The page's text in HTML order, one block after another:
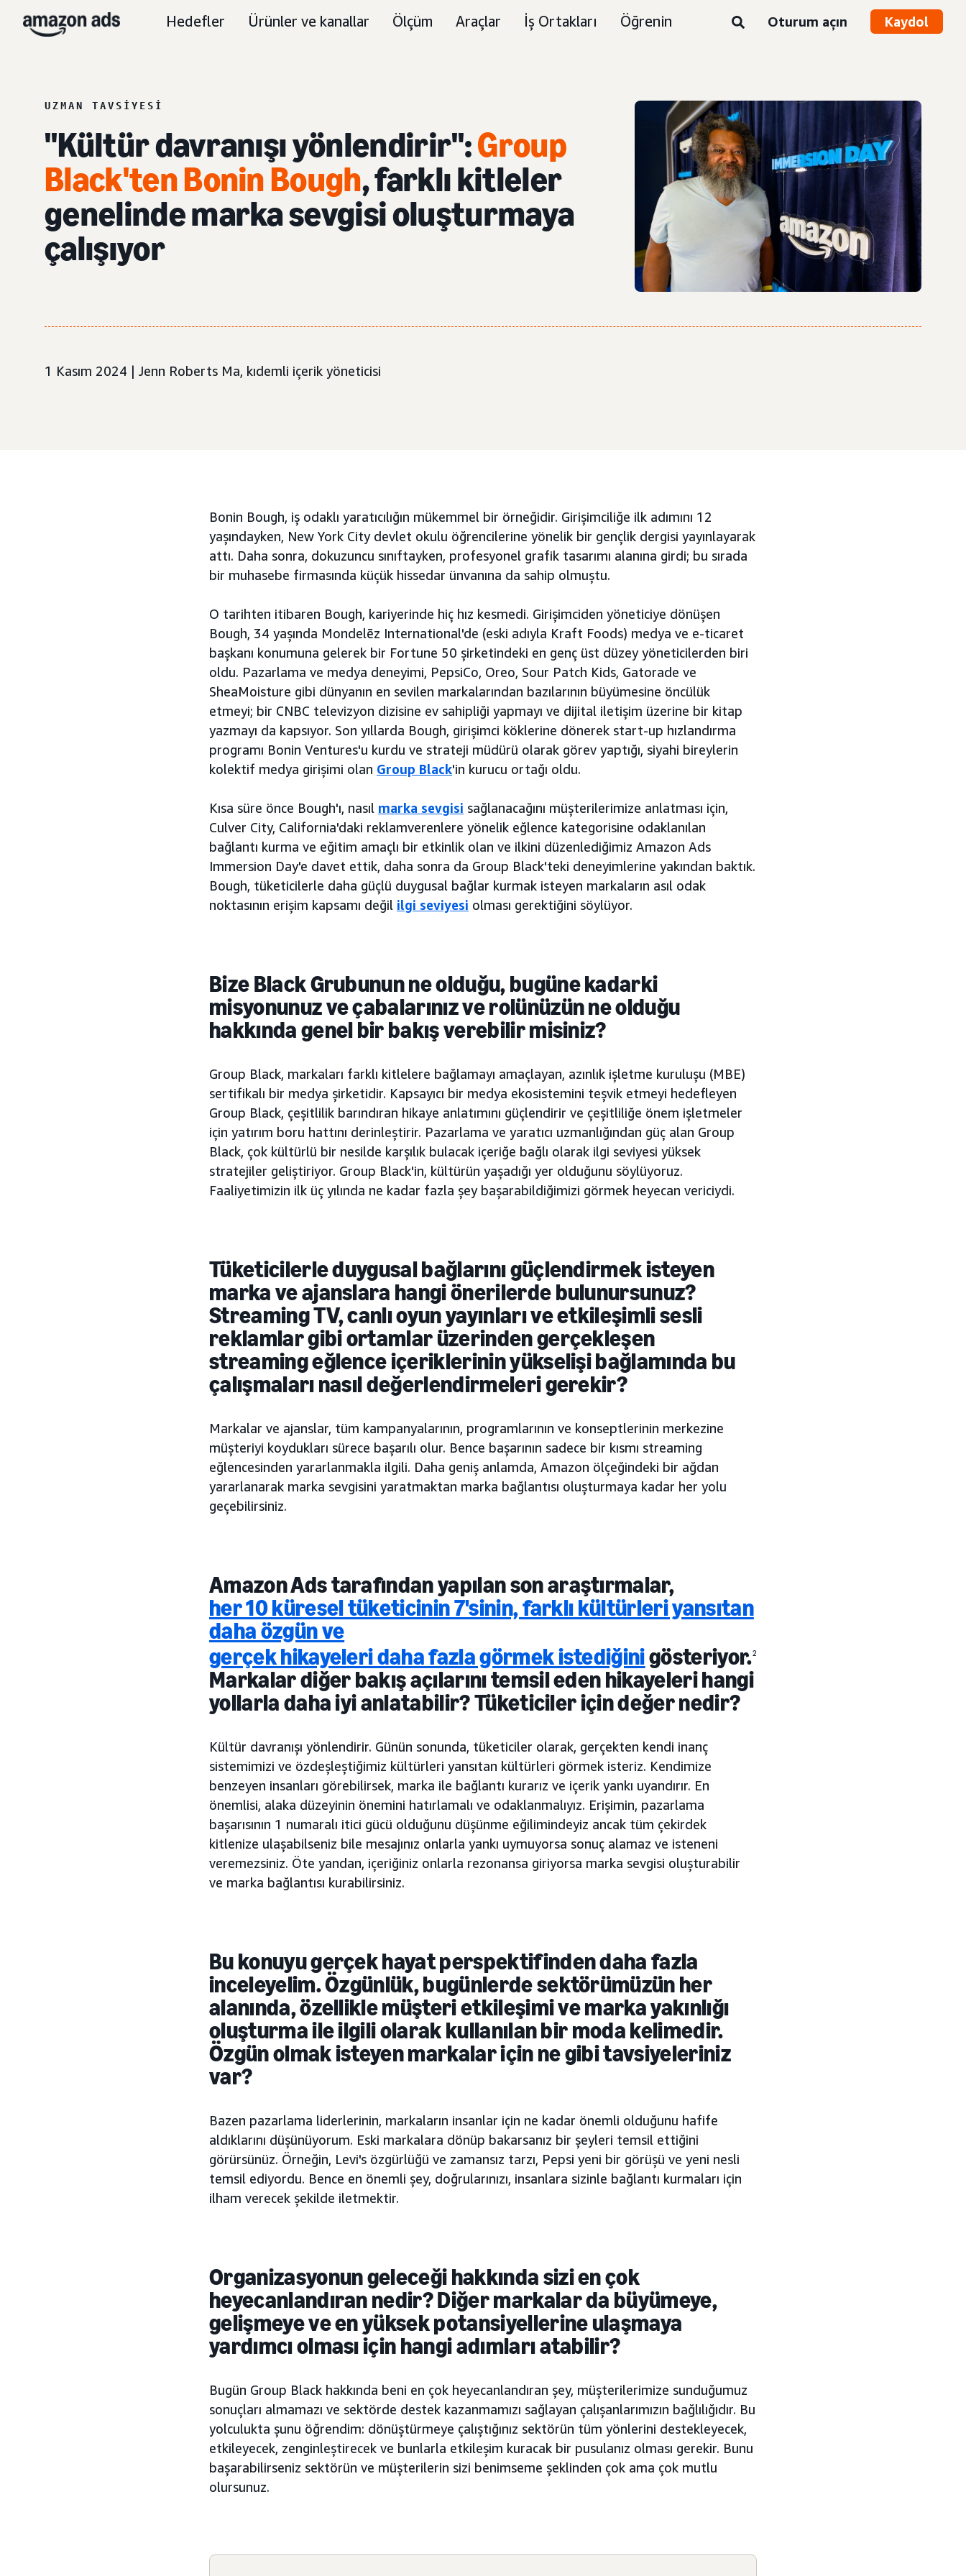
Hedefler Ürünler ve kanallar Ölçüm Araçlar İş Ortakları Öğrenin Oturum açın Kaydol
UZMAN TAVSIYESI
"Kültür davranışı yönlendirir":Group
Black'ten Bonin Bough, farklı kitleler
genelinde marka sevgisi oluşturmaya
çalışıyor
1 Kasım 2024 | Jenn Roberts Ma, kıdemli içerik yöneticisi
Bonin Bough, iş odaklı yaratıcılığın mükemmel bir örneğidir. Girişimciliğe ilk adımını 12
yaşındayken, New York City devlet okulu öğrencilerine yönelik bir gençlik dergisi yayınlayarak
attı. Daha sonra, dokuzuncu sınıftayken, profesyonel grafik tasarımı alanına girdi; bu sırada
bir muhasebe firmasında küçük hissedar ünvanına da sahip olmuştu.
O tarihten itibaren Bough, kariyerinde hiç hız kesmedi. Girişimciden yöneticiye dönüşen
Bough, 34 yaşında Mondelēz International'de (eski adıyla Kraft Foods) medya ve e-ticaret
başkanı konumuna gelerek bir Fortune 50 şirketindeki en genç üst düzey yöneticilerden biri
oldu. Pazarlama ve medya deneyimi, PepsiCo, Oreo, Sour Patch Kids, Gatorade ve
SheaMoisture gibi dünyanın en sevilen markalarından bazılarının büyümesine öncülük
etmeyi; bir CNBC televizyon dizisine ev sahipliği yapmayı ve dijital iletişim üzerine bir kitap
yazmayı da kapsıyor. Son yıllarda Bough, girişimci köklerine dönerek start-up hızlandırma
programı Bonin Ventures'u kurdu ve strateji müdürü olarak görev yaptığı, siyahi bireylerin
kolektif medya girişimi olan Group Black'in kurucu ortağı oldu.
Kısa süre önce Bough'ı, nasıl marka sevgisi sağlanacağını müşterilerimize anlatması için,
Culver City, California'daki reklamverenlere yönelik eğlence kategorisine odaklanılan
bağlantı kurma ve eğitim amaçlı bir etkinlik olan ve ilkini düzenlediğimiz Amazon Ads
Immersion Day'e davet ettik, daha sonra da Group Black'teki deneyimlerine yakından baktık.
Bough, tüketicilerle daha güçlü duygusal bağlar kurmak isteyen markaların asıl odak
noktasının erişim kapsamı değil ilgi seviyesi olması gerektiğini söylüyor.
Bize Black Grubunun ne olduğu, bugüne kadarki
misyonunuz ve çabalarınız ve rolünüzün ne olduğu
hakkında genel bir bakış verebilir misiniz?
Group Black, markaları farklı kitlelere bağlamayı amaçlayan, azınlık işletme kuruluşu (MBE)
sertifikalı bir medya şirketidir. Kapsayıcı bir medya ekosistemini teşvik etmeyi hedefleyen
Group Black, çeşitlilik barındıran hikaye anlatımını güçlendirir ve çeşitliliğe önem işletmeler
için yatırım boru hattını derinleştirir. Pazarlama ve yaratıcı uzmanlığından güç alan Group
Black, çok kültürlü bir nesilde karşılık bulacak içeriğe bağlı olarak ilgi seviyesi yüksek
stratejiler geliştiriyor. Group Black'in, kültürün yaşadığı yer olduğunu söylüyoruz.
Faaliyetimizin ilk üç yılında ne kadar fazla şey başarabildiğimizi görmek heyecan vericiydi.
Tüketicilerle duygusal bağlarını güçlendirmek isteyen
marka ve ajanslara hangi önerilerde bulunursunuz?
Streaming TV, canlı oyun yayınları ve etkileşimli sesli
reklamlar gibi ortamlar üzerinden gerçekleşen
streaming eğlence içeriklerinin yükselişi bağlamında bu
çalışmaları nasıl değerlendirmeleri gerekir?
Markalar ve ajanslar, tüm kampanyalarının, programlarının ve konseptlerinin merkezine
müşteriyi koydukları sürece başarılı olur. Bence başarının sadece bir kısmı streaming
eğlencesinden yararlanmakla ilgili. Daha geniş anlamda, Amazon ölçeğindeki bir ağdan
yararlanarak marka sevgisini yaratmaktan marka bağlantısı oluşturmaya kadar her yolu
geçebilirsiniz.
Amazon Ads tarafından yapılan son araştırmalar,
her 10 küresel tüketicinin 7'sinin, farklı kültürleri yansıtan
daha özgün ve
gerçek hikayeleri daha fazla görmek istediğinigösteriyor.2
Markalar diğer bakış açılarını temsil eden hikayeleri hangi
yollarla daha iyi anlatabilir? Tüketiciler için değer nedir?
Kültür davranışı yönlendirir. Günün sonunda, tüketiciler olarak, gerçekten kendi inanç
sistemimizi ve özdeşleştiğimiz kültürleri yansıtan kültürleri görmek isteriz. Kendimize
benzeyen insanları görebilirsek, marka ile bağlantı kurarız ve içerik yankı uyandırır. En
önemlisi, alaka düzeyinin önemini hatırlamalı ve odaklanmalıyız. Erişimin, pazarlama
başarısının 1 numaralı itici gücü olduğunu düşünme eğilimindeyiz ancak tüm çekirdek
kitlenize ulaşabilseniz bile mesajınız onlarla yankı uymuyorsa sonuç alamaz ve isteneni
veremezsiniz. Öte yandan, içeriğiniz onlarla rezonansa giriyorsa marka sevgisi oluşturabilir
ve marka bağlantısı kurabilirsiniz.
Bu konuyu gerçek hayat perspektifinden daha fazla
inceleyelim. Özgünlük, bugünlerde sektörümüzün her
alanında, özellikle müşteri etkileşimi ve marka yakınlığı
oluşturma ile ilgili olarak kullanılan bir moda kelimedir.
Özgün olmak isteyen markalar için ne gibi tavsiyeleriniz
var?
Bazen pazarlama liderlerinin, markaların insanlar için ne kadar önemli olduğunu hafife
aldıklarını düşünüyorum. Eski markalara dönüp bakarsanız bir şeyleri temsil ettiğini
görürsünüz. Örneğin, Levi's özgürlüğü ve zamansız tarzı, Pepsi yeni bir görüşü ve yeni nesli
temsil ediyordu. Bence en önemli şey, doğrularınızı, insanlara sizinle bağlantı kurmaları için
ilham verecek şekilde iletmektir.
Organizasyonun geleceği hakkında sizi en çok
heyecanlandıran nedir? Diğer markalar da büyümeye,
gelişmeye ve en yüksek potansiyellerine ulaşmaya
yardımcı olması için hangi adımları atabilir?
Bugün Group Black hakkında beni en çok heyecanlandıran şey, müşterilerimize sunduğumuz
sonuçları almamazı ve sektörde destek kazanmamızı sağlayan çalışanlarımızın bağlılığıdır. Bu
yolculukta şunu öğrendim: dönüştürmeye çalıştığınız sektörün tüm yönlerini destekleyecek,
etkileyecek, zenginleştirecek ve bunlarla etkileşim kuracak bir pusulanız olması gerekir. Bunu
başarabilirseniz sektörün ve müşterilerin sizi benimseme şeklinden çok ama çok mutlu
olursunuz.